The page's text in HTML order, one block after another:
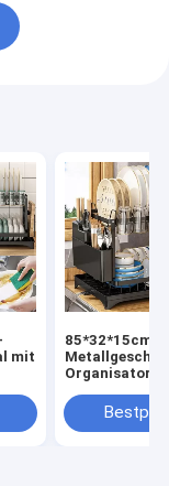
mit
85*32*15cm
Organisator
hygienisches
Tellertrocknen